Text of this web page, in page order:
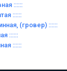
::::::
::::::
(гровер) ::::::
::::::
::::::